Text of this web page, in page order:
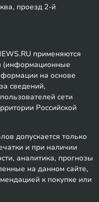
проезд 2-й
применяются
(информационные
на основе
сведений,
сети
Российской
допускается только
и при наличии
аналитика, прогнозы
на данном сайте,
к покупке или